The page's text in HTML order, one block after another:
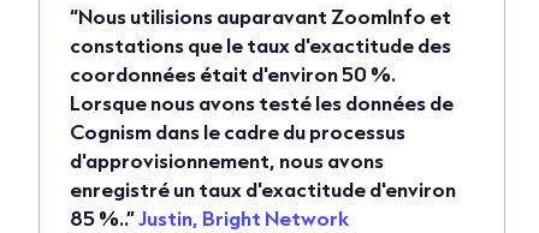
“Nous utilisions auparavant ZoomInfo et
constations que le taux d'exactitude des
coordonnées était d'environ 50 %.
Lorsque nous avons testé les données de
Cognism dans le cadre du processus
d'approvisionnement, nous avons
enregistré un taux d'exactitude d'environ
85 %..”Justin, Bright Network